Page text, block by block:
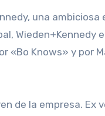
una
«Bo Knows» y por
de la empresa. Ex